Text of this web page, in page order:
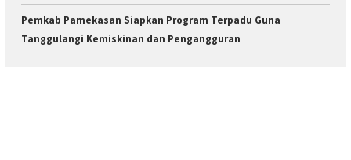
Pemkab Pamekasan Siapkan Program Terpadu Guna
Tanggulangi Kemiskinan dan Pengangguran